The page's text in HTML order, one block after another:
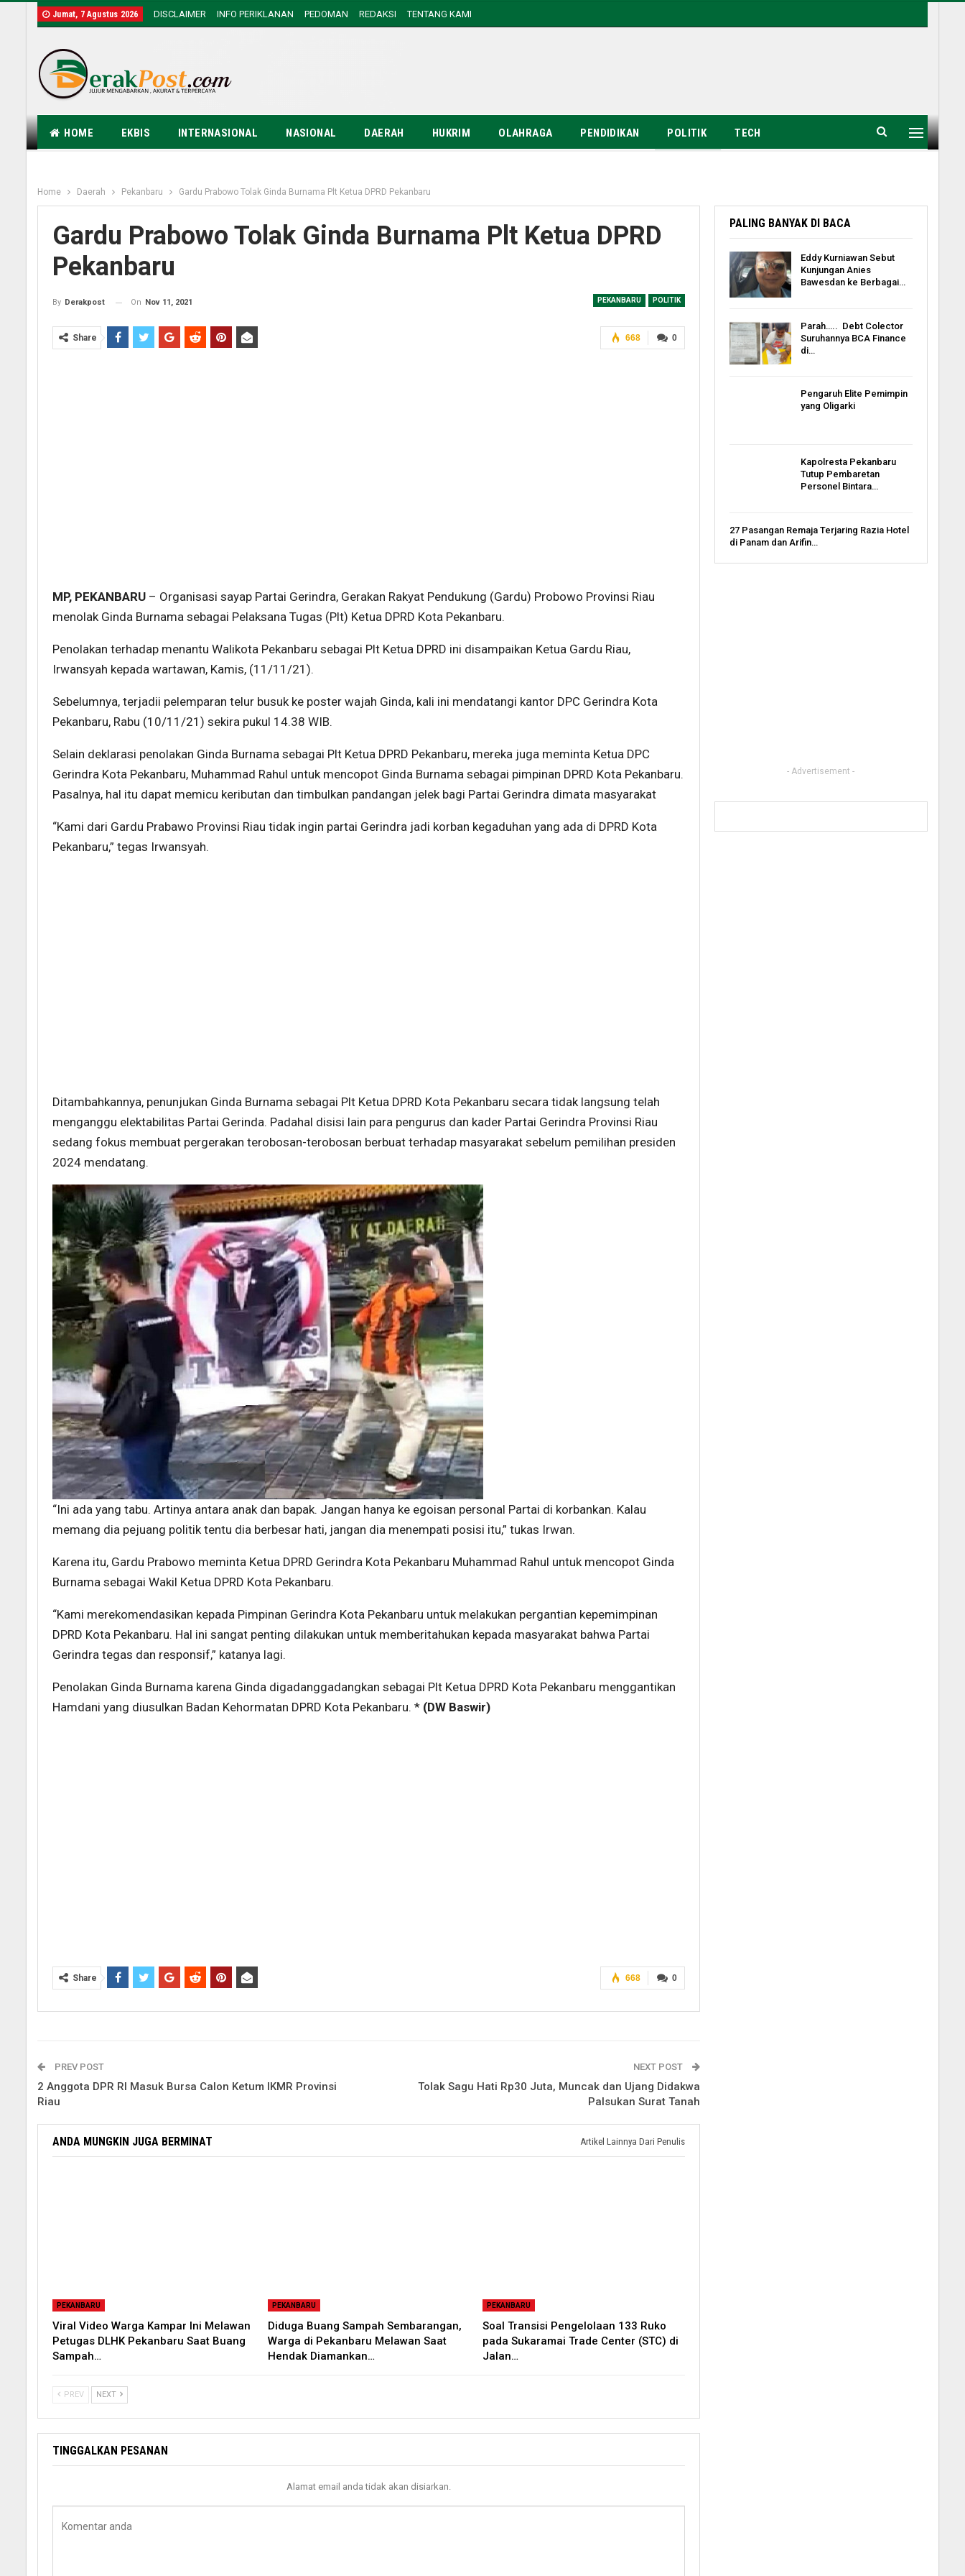
Jumat, 7 Agustus 2026 DISCLAIMER INFO PERIKLANAN PEDOMAN REDAKSI TENTANG KAMI
HOME EKBIS INTERNASIONAL NASIONAL DAERAH HUKRIM OLAHRAGA PENDIDIKAN POLITIK TECH
Home Daerah Pekanbaru Gardu Prabowo Tolak Ginda Burnama Plt Ketua DPRD Pekanbaru
Gardu Prabowo Tolak Ginda Burnama Plt Ketua DPRD
Pekanbaru
PEKANBARU POLITIK
By Derakpost On Nov 11, 2021
0
668
Share
MP, PEKANBARU – Organisasi sayap Partai Gerindra, Gerakan Rakyat Pendukung (Gardu) Probowo Provinsi Riau
menolak Ginda Burnama sebagai Pelaksana Tugas (Plt) Ketua DPRD Kota Pekanbaru.
Penolakan terhadap menantu Walikota Pekanbaru sebagai Plt Ketua DPRD ini disampaikan Ketua Gardu Riau,
Irwansyah kepada wartawan, Kamis, (11/11/21).
Sebelumnya, terjadii pelemparan telur busuk ke poster wajah Ginda, kali ini mendatangi kantor DPC Gerindra Kota
Pekanbaru, Rabu (10/11/21) sekira pukul 14.38 WIB.
Selain deklarasi penolakan Ginda Burnama sebagai Plt Ketua DPRD Pekanbaru, mereka juga meminta Ketua DPC
Gerindra Kota Pekanbaru, Muhammad Rahul untuk mencopot Ginda Burnama sebagai pimpinan DPRD Kota Pekanbaru.
Pasalnya, hal itu dapat memicu keributan dan timbulkan pandangan jelek bagi Partai Gerindra dimata masyarakat
“Kami dari Gardu Prabawo Provinsi Riau tidak ingin partai Gerindra jadi korban kegaduhan yang ada di DPRD Kota
Pekanbaru,” tegas Irwansyah.
Ditambahkannya, penunjukan Ginda Burnama sebagai Plt Ketua DPRD Kota Pekanbaru secara tidak langsung telah
menganggu elektabilitas Partai Gerinda. Padahal disisi lain para pengurus dan kader Partai Gerindra Provinsi Riau
sedang fokus membuat pergerakan terobosan-terobosan berbuat terhadap masyarakat sebelum pemilihan presiden
2024 mendatang.
“Ini ada yang tabu. Artinya antara anak dan bapak. Jangan hanya ke egoisan personal Partai di korbankan. Kalau
memang dia pejuang politik tentu dia berbesar hati, jangan dia menempati posisi itu,” tukas Irwan.
Karena itu, Gardu Prabowo meminta Ketua DPRD Gerindra Kota Pekanbaru Muhammad Rahul untuk mencopot Ginda
Burnama sebagai Wakil Ketua DPRD Kota Pekanbaru.
“Kami merekomendasikan kepada Pimpinan Gerindra Kota Pekanbaru untuk melakukan pergantian kepemimpinan
DPRD Kota Pekanbaru. Hal ini sangat penting dilakukan untuk memberitahukan kepada masyarakat bahwa Partai
Gerindra tegas dan responsif,” katanya lagi.
Penolakan Ginda Burnama karena Ginda digadanggadangkan sebagai Plt Ketua DPRD Kota Pekanbaru menggantikan
Hamdani yang diusulkan Badan Kehormatan DPRD Kota Pekanbaru. * (DW Baswir)
0
668
Share
PREV POST
2 Anggota DPR RI Masuk Bursa Calon Ketum IKMR Provinsi
Riau
NEXT POST
Tolak Sagu Hati Rp30 Juta, Muncak dan Ujang Didakwa
Palsukan Surat Tanah
ANDA MUNGKIN JUGA BERMINAT Artikel Lainnya Dari Penulis
PEKANBARU
Viral Video Warga Kampar Ini Melawan
Petugas DLHK Pekanbaru Saat Buang
Sampah…
PEKANBARU
Diduga Buang Sampah Sembarangan,
Warga di Pekanbaru Melawan Saat
Hendak Diamankan…
PEKANBARU
Soal Transisi Pengelolaan 133 Ruko
pada Sukaramai Trade Center (STC) di
Jalan…
PREV NEXT
TINGGALKAN PESANAN
Alamat email anda tidak akan disiarkan.
PALING BANYAK DI BACA
Eddy Kurniawan Sebut
Kunjungan Anies
Bawesdan ke Berbagai…
Parah….. Debt Colector
Suruhannya BCA Finance
di…
Pengaruh Elite Pemimpin
yang Oligarki
Kapolresta Pekanbaru
Tutup Pembaretan
Personel Bintara…
27 Pasangan Remaja Terjaring Razia Hotel
di Panam dan Arifin…
- Advertisement -